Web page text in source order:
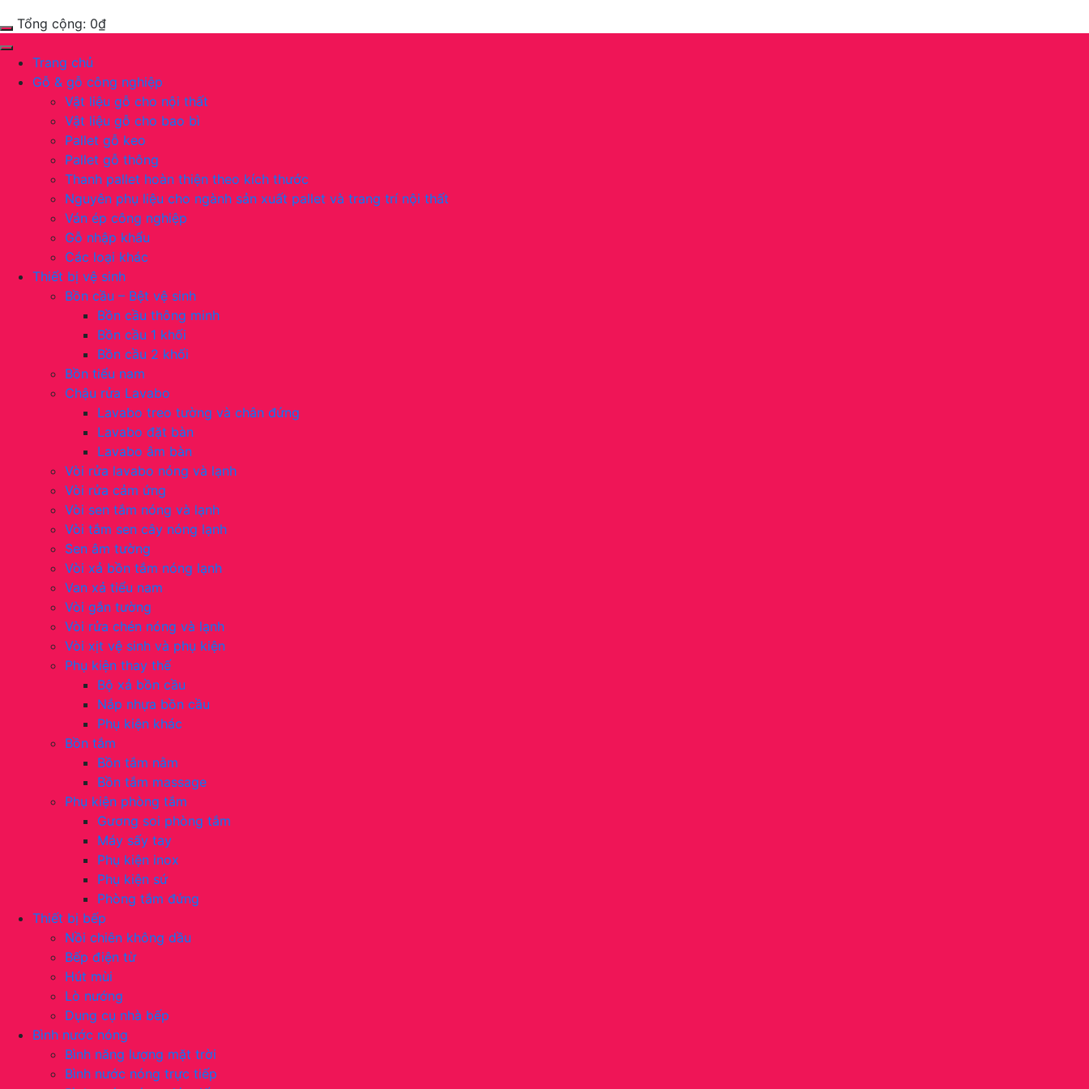
Tổng cộng: 0₫
Trang chủ
Gỗ & gỗ công nghiệp
Vật liệu gỗ cho nội thất
Vật liệu gỗ cho bao bì
Pallet gỗ keo
Pallet gỗ thông
Thanh pallet hoàn thiện theo kích thước
Nguyên phụ liệu cho ngành sản xuất pallet và trang trí nội thất
Ván ép công nghiệp
Gỗ nhập khẩu
Các loại khác
Thiết bị vệ sinh
Bồn cầu – Bệt vệ sinh
Bồn cầu thông minh
Bồn cầu 1 khối
Bồn cầu 2 khối
Bồn tiểu nam
Chậu rửa Lavabo
Lavabo treo tường và chân đứng
Lavabo đặt bàn
Lavabo âm bàn
Vòi rửa lavabo nóng và lạnh
Vòi rửa cảm ứng
Vòi sen tắm nóng và lạnh
Vòi tắm sen cây nóng lạnh
Sen âm tường
Vòi xả bồn tắm nóng lạnh
Van xả tiểu nam
Vòi gắn tường
Vòi rửa chén nóng và lạnh
Vòi xịt vệ sinh và phụ kiện
Phụ kiện thay thế
Bộ xả bồn cầu
Nắp nhựa bồn cầu
Phụ kiện khác
Bồn tắm
Bồn tắm nằm
Bồn tắm massage
Phụ kiện phòng tắm
Gương soi phòng tắm
Máy sấy tay
Phụ kiện inox
Phụ kiện sứ
Phòng tắm đứng
Thiết bị bếp
Nồi chiên không dầu
Bếp điện từ
Hút mùi
Lò nướng
Dụng cụ nhà bếp
Bình nước nóng
Bình năng lượng mặt trời
Bình nước nóng trực tiếp